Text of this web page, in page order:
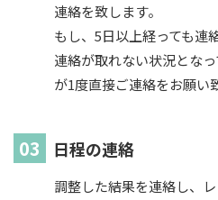
連絡を致します。
もし、5日以上経っても連
連絡が取れない状況とな
が1度直接ご連絡をお願い
日程の連絡
調整した結果を連絡し、